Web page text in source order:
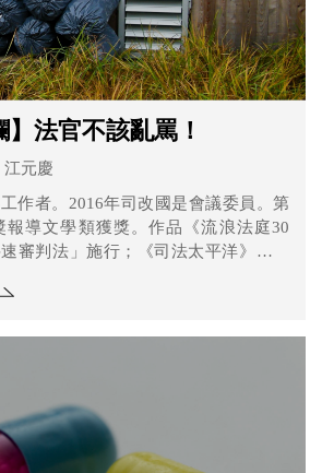
】法官不該亂罵！
江元慶
作者。2016年司改國是會議委員。第
報導文學類獲獎。作品《流浪法庭30
審判法」施行；《司法太平洋》催生